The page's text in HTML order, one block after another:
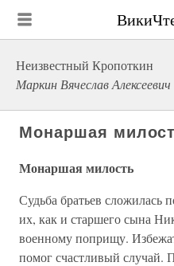
Неизвестный Кропоткин
Маркин Вячеслав Алексеевич
Монаршая
Монаршая милость
Судьба братьев сложилась
их, как и старшего сына
военному поприщу.
помог счастливый случай.